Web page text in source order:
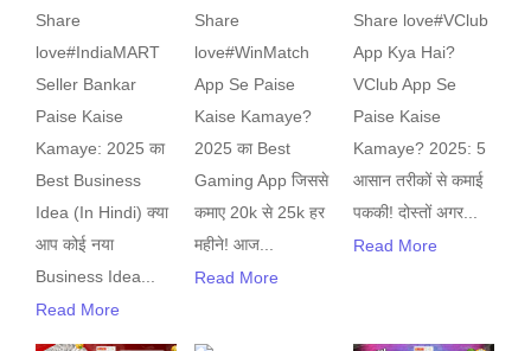
Share
love#IndiaMART
Seller Bankar
Paise Kaise
Kamaye: 2025 का
Best Business
Idea (In Hindi) क्या
आप कोई नया
Business Idea...
Read More
Share
love#WinMatch
App Se Paise
Kaise Kamaye?
2025 का Best
Gaming App जिससे
कमाए 20k से 25k हर
महीने! आज...
Read More
Share love#VClub
App Kya Hai?
VClub App Se
Paise Kaise
Kamaye? 2025: 5
आसान तरीकों से कमाई
पककी! दोस्तों अगर...
Read More